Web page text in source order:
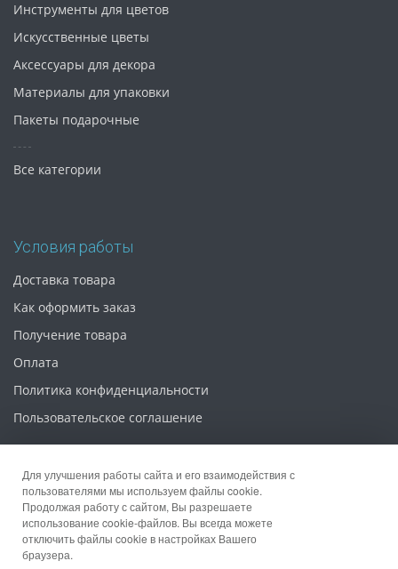
Инструменты для цветов
Искусственные цветы
Аксессуары для декора
Материалы для упаковки
Пакеты подарочные
Все категории
Условия работы
Доставка товара
Как оформить заказ
Получение товара
Оплата
Политика конфиденциальности
Пользовательское соглашение
© 2026 Интернет магазин «Упаковка 52»
Для улучшения работы сайта и его взаимодействия с
пользователями мы используем файлы cookie.
Продолжая работу с сайтом, Вы разрешаете
использование cookie-файлов. Вы всегда можете
отключить файлы cookie в настройках Вашего
браузера.